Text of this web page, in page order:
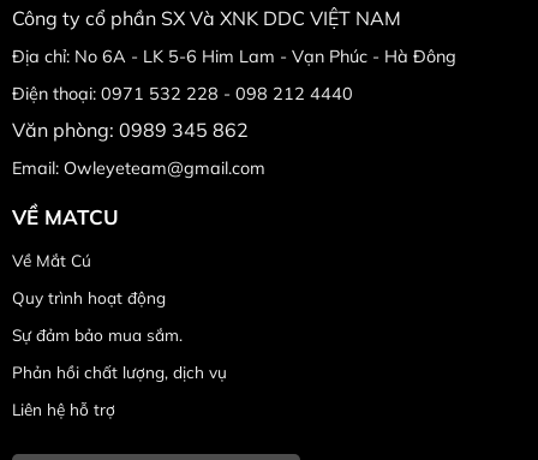
Công ty cổ phần SX Và XNK DDC VIỆT NAM
Địa chỉ: No 6A - LK 5-6 Him Lam - Vạn Phúc - Hà Đông
Điện thoại: 0971 532 228 - 098 212 4440
Văn phòng: 0989 345 862
Email: Owleyeteam@gmail.com
VỀ MATCU
Về Mắt Cú
Quy trình hoạt động
Sự đảm bảo mua sắm.
Phản hồi chất lượng, dịch vụ
Liên hệ hỗ trợ